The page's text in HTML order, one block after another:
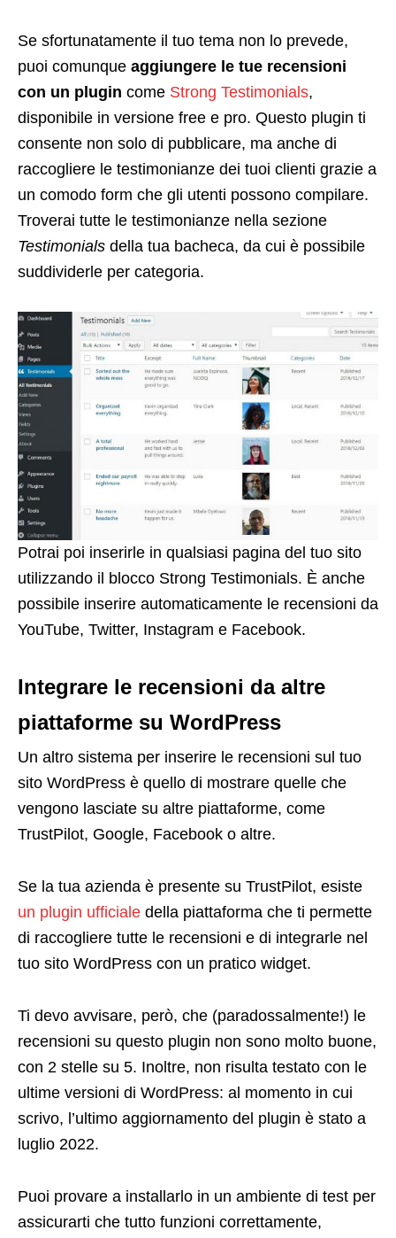
Se sfortunatamente il tuo tema non lo prevede,
puoi comunque aggiungere le tue recensioni
con un plugin come Strong Testimonials,
disponibile in versione free e pro. Questo plugin ti
consente non solo di pubblicare, ma anche di
raccogliere le testimonianze dei tuoi clienti grazie a
un comodo form che gli utenti possono compilare.
Troverai tutte le testimonianze nella sezione
Testimonials della tua bacheca, da cui è possibile
suddividerle per categoria.
Potrai poi inserirle in qualsiasi pagina del tuo sito
utilizzando il blocco Strong Testimonials. È anche
possibile inserire automaticamente le recensioni da
YouTube, Twitter, Instagram e Facebook.
Integrare le recensioni da altre
piattaforme su WordPress
Un altro sistema per inserire le recensioni sul tuo
sito WordPress è quello di mostrare quelle che
vengono lasciate su altre piattaforme, come
TrustPilot, Google, Facebook o altre.
Se la tua azienda è presente su TrustPilot, esiste
un plugin ufficiale della piattaforma che ti permette
di raccogliere tutte le recensioni e di integrarle nel
tuo sito WordPress con un pratico widget.
Ti devo avvisare, però, che (paradossalmente!) le
recensioni su questo plugin non sono molto buone,
con 2 stelle su 5. Inoltre, non risulta testato con le
ultime versioni di WordPress: al momento in cui
scrivo, l’ultimo aggiornamento del plugin è stato a
luglio 2022.
Puoi provare a installarlo in un ambiente di test per
assicurarti che tutto funzioni correttamente,